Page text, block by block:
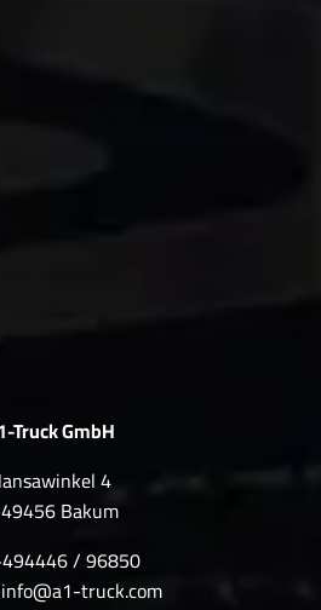
Truck GmbH
4
Bakum
/ 96850
info@a1-truck.com